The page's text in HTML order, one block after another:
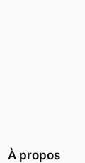
À propos